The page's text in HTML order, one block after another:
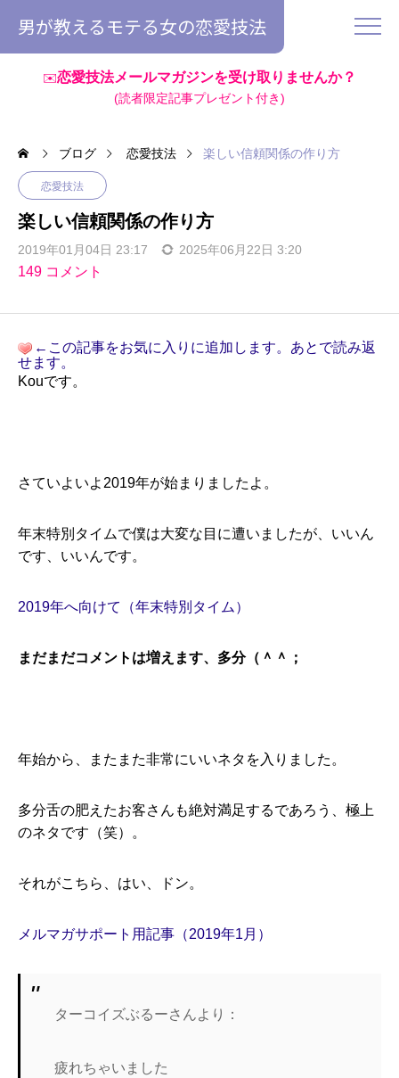
男が教えるモテる女の恋愛技法
✉️恋愛技法メールマガジンを受け取りませんか？
(読者限定記事プレゼント付き)
ブログ 恋愛技法 楽しい信頼関係の作り方
恋愛技法
楽しい信頼関係の作り方
2019年01月04日 23:17 2025年06月22日 3:20
149 コメント
←この記事をお気に入りに追加します。あとで読み返
せます。
Kouです。
さていよいよ2019年が始まりましたよ。
年末特別タイムで僕は大変な目に遭いましたが、いいん
です、いいんです。
2019年へ向けて（年末特別タイム）
まだまだコメントは増えます、多分（＾＾；
年始から、またまた非常にいいネタを入りました。
多分舌の肥えたお客さんも絶対満足するであろう、極上
のネタです（笑）。
それがこちら、はい、ドン。
メルマガサポート用記事（2019年1月）
ターコイズぶるーさんより：
疲れちゃいました